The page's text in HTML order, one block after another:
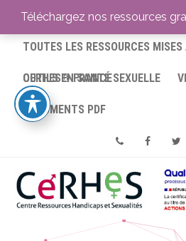
ACCUEIL
TOUTES LES RESSOURCES
CERHES® FRANCE
OUTILS EN SANTÉ SEXUELLE
DOCUMENTS PDF
PhoneFacebook
Téléchargez nos ressources